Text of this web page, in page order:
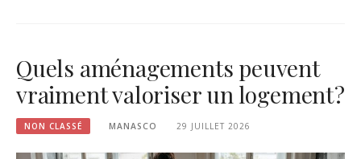
Quels aménagements peuvent
vraiment valoriser un logement ?
NON CLASSÉ MANASCO 29 JUILLET 2026